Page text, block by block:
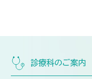
診療科のご案内